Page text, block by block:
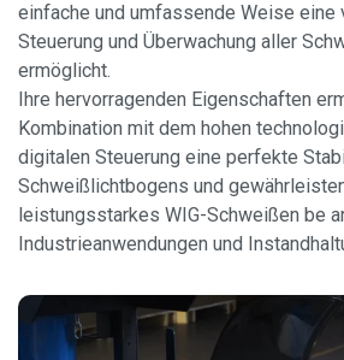
einfache und umfassende Weise eine
Steuerung und Überwachung aller
ermöglicht.
Ihre hervorragenden Eigenschaften
Kombination mit dem hohen
digitalen Steuerung eine perfekte
Schweißlichtbogens und
leistungsstarkes WIG-Schweißen be
Industrieanwendungen und